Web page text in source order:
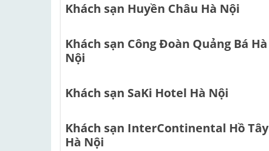
Khách sạn Huyền Châu Hà Nội
Khách sạn Công Đoàn Quảng Bá Hà
Nội
Khách sạn SaKi Hotel Hà Nội
Khách sạn InterContinental Hồ Tây
Hà Nội